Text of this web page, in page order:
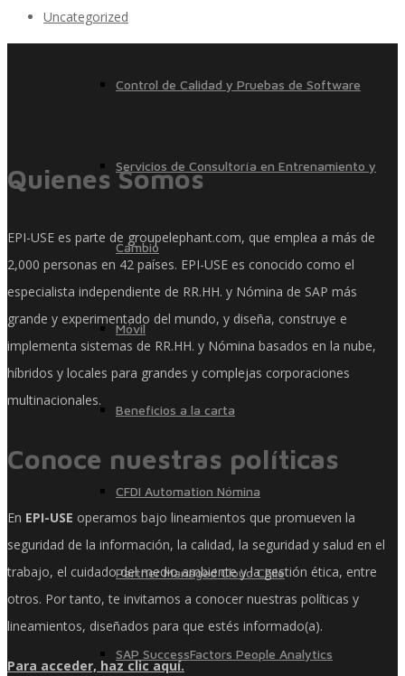
Control de Calidad y Pruebas de Software
Servicios de Consultoría en Entrenamiento y
Cambio
Móvil
Beneficios a la carta
CFDI Automation Nómina
Partner Managed Cloud Chile
SAP SuccessFactors People Analytics
Uncategorized
Quienes Somos
EPI-USE es parte de groupelephant.com, que emplea a más de
2,000 personas en 42 países. EPI-USE es conocido como el
especialista independiente de RR.HH. y Nómina de SAP más
grande y experimentado del mundo, y diseña, construye e
implementa sistemas de RR.HH. y Nómina basados ​​en la nube,
híbridos y locales para grandes y complejas corporaciones
multinacionales.
Conoce nuestras políticas
En EPI-USE operamos bajo lineamientos que promueven la
seguridad de la información, la calidad, la seguridad y salud en el
trabajo, el cuidado del medio ambiente y la gestión ética, entre
otros. Por tanto, te invitamos a conocer nuestras políticas y
lineamientos, diseñados para que estés informado(a).
Para acceder, haz clic aquí.